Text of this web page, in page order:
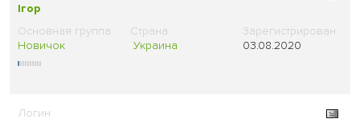
Iгор
Новичок Украина 03.08.2020